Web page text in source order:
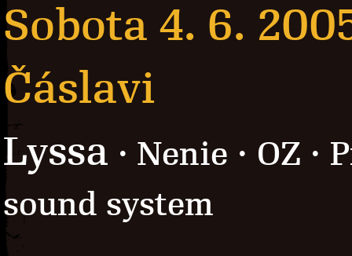
Sobota 4. 6.
Čáslavi
Lyssa · Nenie · OZ ·
sound system